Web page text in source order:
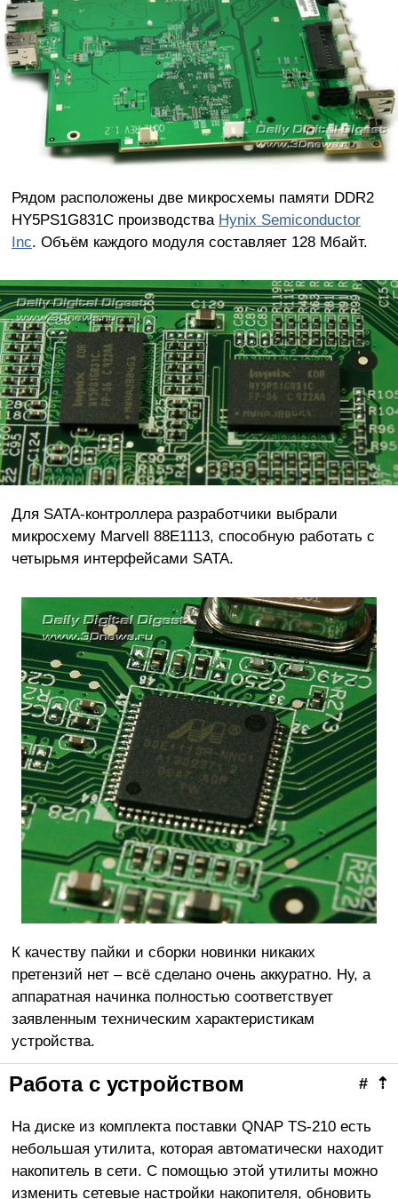
Рядом расположены две микросхемы памяти DDR2
HY5PS1G831C производства Hynix Semiconductor
Inc. Объём каждого модуля составляет 128 Мбайт.
Для SATA-контроллера разработчики выбрали
микросхему Marvell 88E1113, способную работать с
четырьмя интерфейсами SATA.
К качеству пайки и сборки новинки никаких
претензий нет – всё сделано очень аккуратно. Ну, а
аппаратная начинка полностью соответствует
заявленным техническим характеристикам
устройства.
⇡
#
Работа с устройством
На диске из комплекта поставки QNAP TS-210 есть
небольшая утилита, которая автоматически находит
накопитель в сети. С помощью этой утилиты можно
изменить сетевые настройки накопителя, обновить